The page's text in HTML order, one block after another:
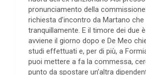
pronunciamento della
richiesta d’incontro da Martano
tranquillamente. E il timore dei due
avviene il giorno dopo e De Meo
studi effettuati e, per di più, a
puoi mettere a fa la commessa,
punto da spostare un’altra